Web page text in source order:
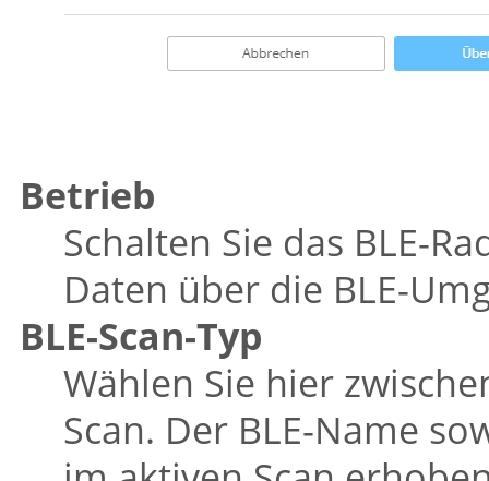
Betrieb
Schalten Sie das BLE-
Daten über die BLE-
BLE-Scan-Typ
Wählen Sie hier
Scan. Der BLE-Name